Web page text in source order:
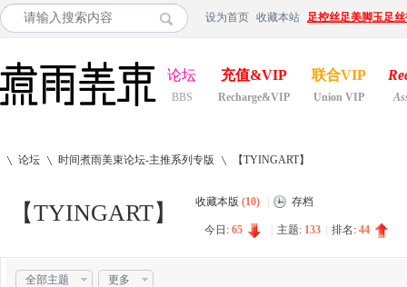
设为首页 收藏本站 足控丝足美脚玉足
论坛
BBS
充值&VIP
Recharge&VIP
联合VIP
Union VIP
论坛 时间煮雨美束论坛-主推系列专版
›
【TYINGART】
【TYINGART】 收藏本版 (10) 存档
今日: 65 主题: 133 排名: 44
全部主题 更多